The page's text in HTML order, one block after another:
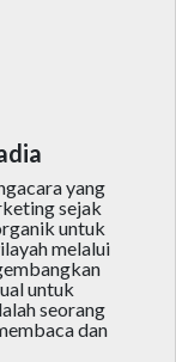
yang
sejak
untuk
melalui
untuk
seorang
dan